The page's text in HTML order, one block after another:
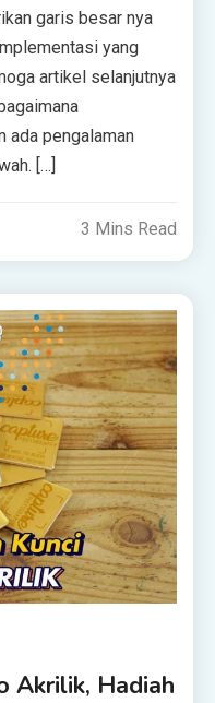
garis besar nya
yang
artikel selanjutnya
ada pengalaman
[…]
3 Mins Read
Akrilik, Hadiah